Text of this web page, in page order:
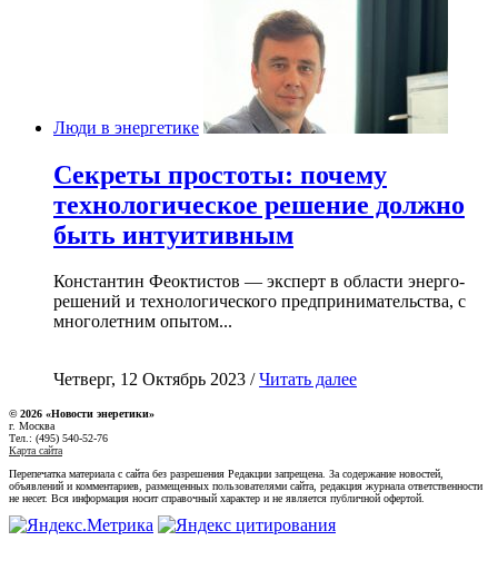
Люди в энергетике
Секреты простоты: почему
технологическое решение должно
быть интуитивным
Константин Феоктистов — эксперт в области энерго-
решений и технологического предпринимательства, с
многолетним опытом...
Четверг, 12 Октябрь 2023 /Читать далее
© 2026 «Новости энеретики»
г. Москва
Тел.: (495) 540-52-76
Карта сайта
Перепечатка материала с сайта без разрешения Редакции запрещена. За содержание новостей,
объявлений и комментариев, размещенных пользователями сайта, редакция журнала ответственности
не несет. Вся информация носит справочный характер и не является публичной офертой.